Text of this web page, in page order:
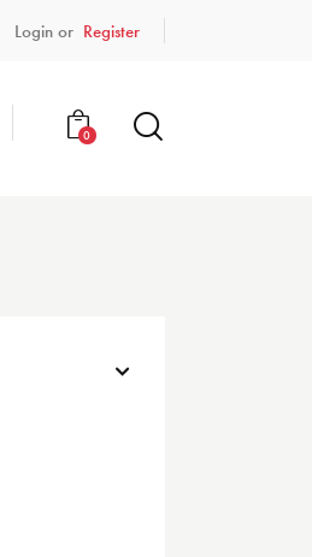
Login or Register
0